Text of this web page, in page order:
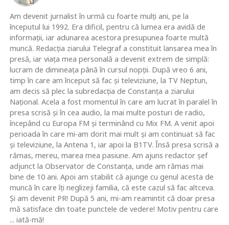
Am devenit jurnalist în urmă cu foarte mulţi ani, pe la
începutul lui 1992. Era dificil, pentru că lumea era avidă de
informaţii, iar adunarea acestora presupunea foarte multă
muncă. Redacţia ziarului Telegraf a constituit lansarea mea în
presă, iar viaţa mea personală a devenit extrem de simplă:
lucram de dimineaţa până în cursul nopţii. După vreo 6 ani,
timp în care am început să fac şi televiziune, la TV Neptun,
am decis să plec la subredacţia de Constanţa a ziarului
Naţional. Acela a fost momentul în care am lucrat în paralel în
presa scrisă şi în cea audio, la mai multe posturi de radio,
începând cu Europa FM şi terminând cu Mix FM. A venit apoi
perioada în care mi-am dorit mai mult şi am continuat să fac
şi televiziune, la Antena 1, iar apoi la B1TV. Însă presa scrisă a
rămas, mereu, marea mea pasiune. Am ajuns redactor şef
adjunct la Observator de Constanţa, unde am rămas mai
bine de 10 ani. Apoi am stabilit că ajunge cu genul acesta de
muncă în care îţi neglizeji familia, că este cazul să fac altceva.
Şi am devenit PR! După 5 ani, mi-am reamintit că doar presa
mă satisface din toate punctele de vedere! Motiv pentru care
... iată-mă!